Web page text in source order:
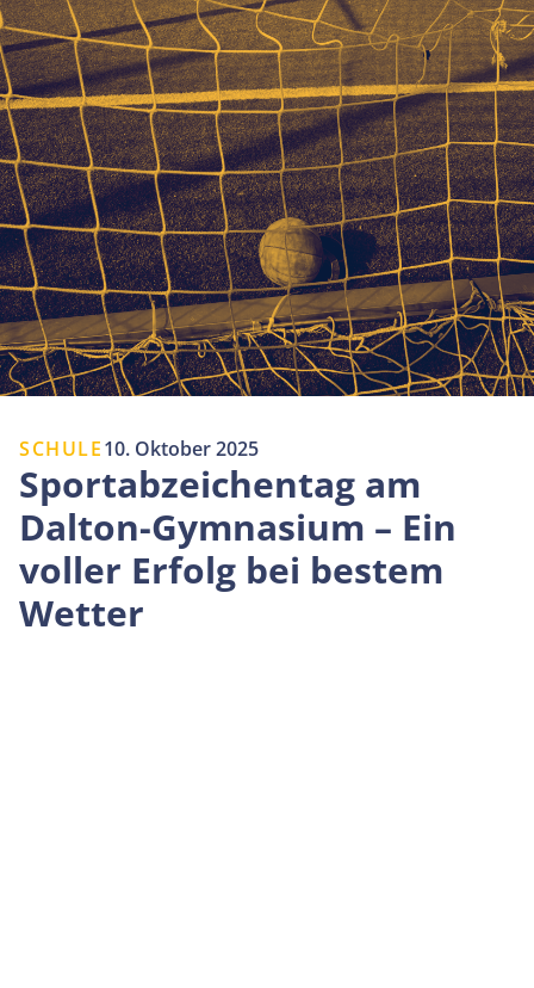
SCHULE10. Oktober 2025
Sportabzeichentag am
Dalton-Gymnasium – Ein
voller Erfolg bei bestem
Wetter